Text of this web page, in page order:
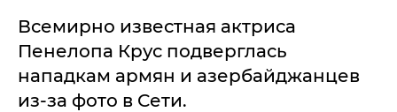
Всемирно известная актриса
Пенелопа Крус подверглась
нападкам армян и азербайджанцев
из-за фото в Сети.